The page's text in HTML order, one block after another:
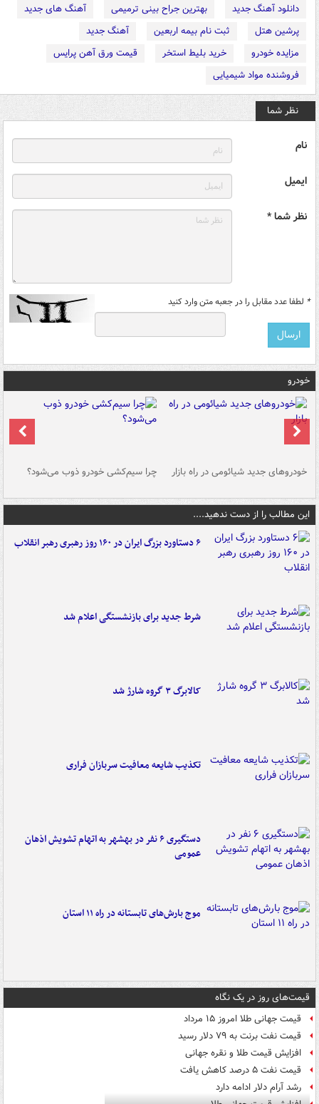
دانلود آهنگ جدید
بهترین جراح بینی ترمیمی
آهنگ های جدید
پرشین هتل
ثبت نام بیمه اربعین
آهنگ جدید
مزایده خودرو
خرید بلیط استخر
قیمت ورق آهن پرایس
فروشنده مواد شیمیایی
نظر شما
نام
ایمیل
نظر شما *
* لطفا عدد مقابل را در جعبه متن وارد کنید
خودرو
خودروهای جدید شیائومی در راه بازار چرا سیم‌کشی خودرو ذوب می‌شود؟
این مطالب را از دست ندهید....
۶ دستاورد بزرگ ایران در ۱۶۰ روز رهبری رهبر انقلاب
شرط جدید برای بازنشستگی اعلام شد
کالابرگ ۳ گروه شارژ شد
تکذیب شایعه معافیت سربازان فراری
دستگیری ۶ نفر در بهشهر به اتهام تشویش اذهان
عمومی
موج بارش‌های تابستانه در راه ۱۱ استان
قیمت‌های روز در یک نگاه
قیمت جهانی طلا امروز ۱۵ مرداد
قیمت نفت برنت به ۷۹ دلار رسید
افزایش قیمت طلا و نقره جهانی
قیمت نفت ۵ درصد کاهش یافت
رشد آرام دلار ادامه دارد